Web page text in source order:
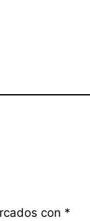
con *